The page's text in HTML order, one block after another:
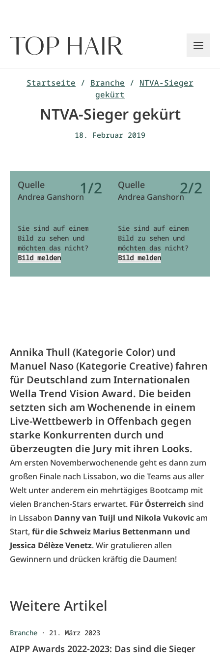
Startseite / Branche / NTVA-Sieger
gekürt
NTVA-Sieger gekürt
18. Februar 2019
1/2
Quelle
Andrea Ganshorn
Sie sind auf einem
Bild zu sehen und
möchten das nicht?
Bild melden
2/2
Quelle
Andrea Ganshorn
Sie sind auf einem
Bild zu sehen und
möchten das nicht?
Bild melden
Annika Thull (Kategorie Color) und
Manuel Naso (Kategorie Creative) fahren
für Deutschland zum Internationalen
Wella Trend Vision Award. Die beiden
setzten sich am Wochenende in einem
Live-Wettbewerb in Offenbach gegen
starke Konkurrenten durch und
überzeugten die Jury mit ihren Looks.
Am ersten Novemberwochenende geht es dann zum
großen Finale nach Lissabon, wo die Teams aus aller
Welt unter anderem ein mehrtägiges Bootcamp mit
vielen Branchen-Stars erwartet. Für Österreich sind
in Lissabon Danny van Tuijl und Nikola Vukovicam
Start, für die Schweiz Marius Bettenmann und
Jessica Délèze Venetz. Wir gratulieren allen
Gewinnern und drücken kräftig die Daumen!
Weitere Artikel
Branche · 21. März 2023
AIPP Awards 2022-2023: Das sind die Sieger